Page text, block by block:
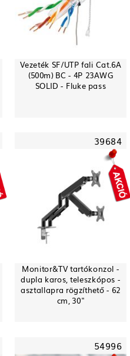
Vezeték SF/UTP fali Cat.6A
(500m) BC - 4P 23AWG
SOLID - Fluke pass
39684
Monitor&TV tartókonzol -
dupla karos, teleszkópos -
asztallapra rögzíthető - 62
cm, 30"
54996